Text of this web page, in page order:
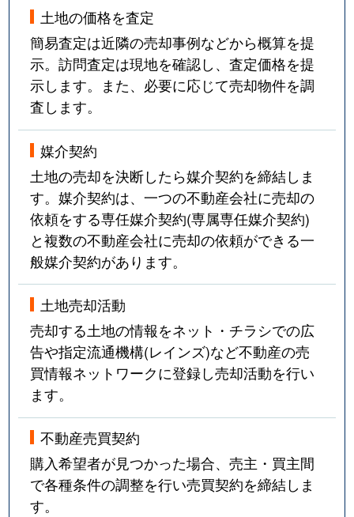
土地の価格を査定
簡易査定は近隣の売却事例などから概算を提
示。訪問査定は現地を確認し、査定価格を提
示します。また、必要に応じて売却物件を調
査します。
媒介契約
土地の売却を決断したら媒介契約を締結しま
す。媒介契約は、一つの不動産会社に売却の
依頼をする専任媒介契約(専属専任媒介契約)
と複数の不動産会社に売却の依頼ができる一
般媒介契約があります。
土地売却活動
売却する土地の情報をネット・チラシでの広
告や指定流通機構(レインズ)など不動産の売
買情報ネットワークに登録し売却活動を行い
ます。
不動産売買契約
購入希望者が見つかった場合、売主・買主間
で各種条件の調整を行い売買契約を締結しま
す。